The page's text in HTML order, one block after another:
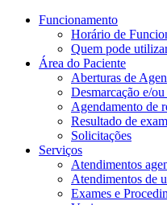
Funcionamento
Horário de
Quem pode
Área do Paciente
Aberturas de
Desmarcação e/
Agendamento de
Resultado de
Solicitações
Serviços
Atendimentos
Atendimentos de
Exames e